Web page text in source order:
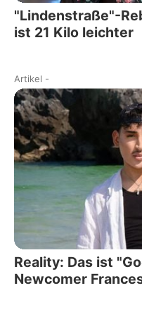
"Lindenstraße"-
ist 21 Kilo leichter
Artikel -
Reality: Das ist
Newcomer